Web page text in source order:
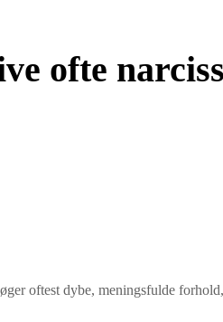
ofte
oftest dybe, meningsfulde